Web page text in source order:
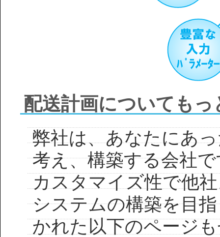
配送計画についても
弊社は、あなたにあ
考え、構築する会社
カスタマイズ性で他
システムの構築を目
かれた以下のページ